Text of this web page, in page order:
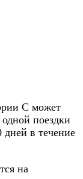
С может
поездки
дней в течение
на